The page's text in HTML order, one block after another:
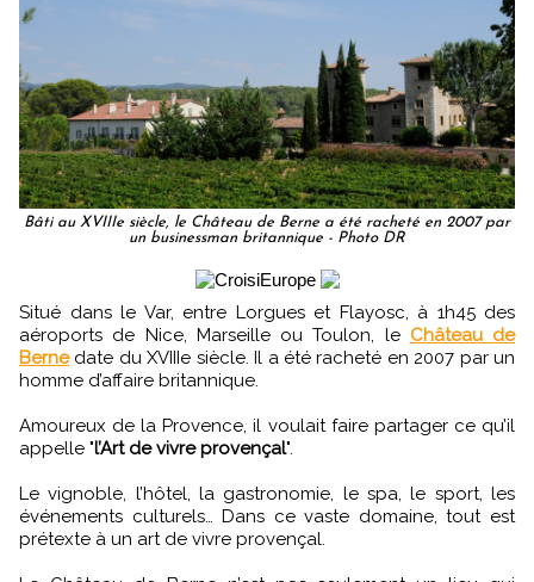
Bâti au XVIIIe siècle, le Château de Berne a été racheté en 2007 par
un businessman britannique - Photo DR
Situé dans le Var, entre Lorgues et Flayosc, à 1h45 des
aéroports de Nice, Marseille ou Toulon, le Château de
Bernedate du XVIIIe siècle. Il a été racheté en 2007 par un
homme d’affaire britannique.
Amoureux de la Provence, il voulait faire partager ce qu’il
appelle "l’Art de vivre provençal".
Le vignoble, l’hôtel, la gastronomie, le spa, le sport, les
événements culturels… Dans ce vaste domaine, tout est
prétexte à un art de vivre provençal.